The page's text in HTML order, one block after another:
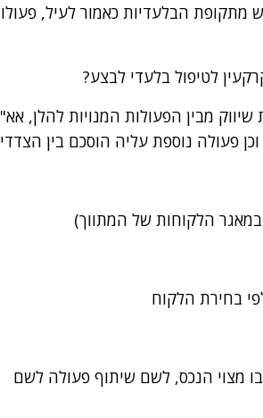
מתקופת הבלעדיות כאמור לעיל,
לטיפול בלעדי לבצע?
מבין הפעולות המנויות להלן,
פעולה נוספת עליה הוסכם בין
הלקוחות של המתווך)
בחירת הלקוח
מצוי הנכס, לשם שיתוף פעולה לשם